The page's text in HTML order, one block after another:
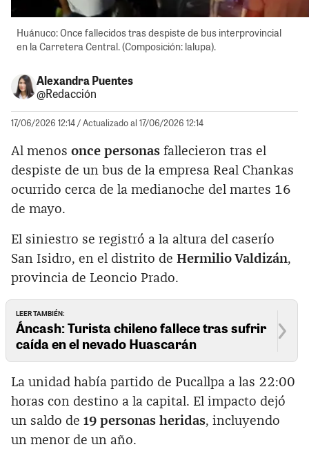
Huánuco: Once fallecidos tras despiste de bus interprovincial
en la Carretera Central. (Composición: lalupa).
Alexandra Puentes
@Redacción
17/06/2026 12:14/ Actualizado al 17/06/2026 12:14
Al menos once personas fallecieron tras el
despiste de un bus de la empresa Real Chankas
ocurrido cerca de la medianoche del martes 16
de mayo.
El siniestro se registró a la altura del caserío
San Isidro, en el distrito de Hermilio Valdizán,
provincia de Leoncio Prado.
LEER TAMBIÉN:
Áncash: Turista chileno fallece tras sufrir
caída en el nevado Huascarán
La unidad había partido de Pucallpa a las 22:00
horas con destino a la capital. El impacto dejó
un saldo de 19 personas heridas, incluyendo
un menor de un año.